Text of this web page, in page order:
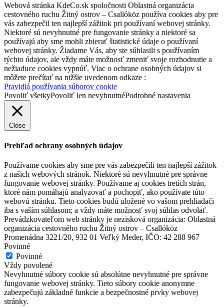
23 km,Vodná túra
Webová stránka KdeCo.sk spoločnosti Oblastná organizácia
cestovného ruchu Žitný ostrov – Csallóköz používa cookies aby pre
vás zabezpečil ten najlepší zážitok pri používaní webovej stránky.
Niektoré sú nevyhnutné pre fungovanie stránky a niektoré sa
používajú aby sme mohli zbierať štatistické údaje o používaní
webovej stránky. Žiadame Vás, aby ste súhlasili s používaním
týchto údajov, ale vždy máte možnosť zmeniť svoje rozhodnutie a
nežiaduce cookies vypnúť. Viac o ochrane osobných údajov si
môžete prečítať na nižšie uvedenom odkaze :
Pravidlá používania súborov cookie
Povoliť všetkyPovoliť len nevyhnutnéPodrobné nastavenia
Close
Prehľad ochrany osobných údajov
Používame cookies aby sme pre vás zabezpečili ten najlepší zážitok
z našich webových stránok. Niektoré sú nevyhnutné pre správne
fungovanie webovej stránky. Používame aj cookies tretích strán,
ktoré nám pomáhajú analyzovať a pochopiť, ako používate túto
webovú stránku. Tieto cookies budú uložené vo vašom prehliadači
iba s vaším súhlasom; a vždy máte možnosť svoj súhlas odvolať.
Prevádzkovateľom web stránky je nezisková organizácia: Oblastná
organizácia cestovného ruchu Žitný ostrov – Csallóköz
Promenádna 3221/20, 932 01 Veľký Meder, IČO: 42 288 967
Povinné
Povinné
Vždy povolené
Nevyhnutné súbory cookie sú absolútne nevyhnutné pre správne
fungovanie webovej stránky. Tieto súbory cookie anonymne
zabezpečujú základné funkcie a bezpečnostné prvky webovej
stránky.